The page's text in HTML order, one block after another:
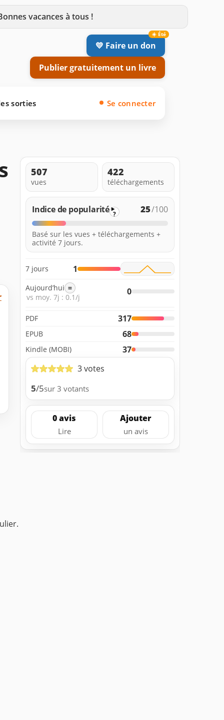
vacances à tous !
💛 Faire un don
Publier gratuitement un livre
sorties Se connecter
507
vues
422
téléchargements
Indice de popularité ? 25/100
Basé sur les vues + téléchargements +
activité 7 jours.
7 jours 1
Aujourd’hui =
vs moy. 7j : 0.1/j
0
PDF 317
EPUB 68
Kindle (MOBI)
37
3 votes
5/5sur 3 votants
0 avis
Lire
Ajouter
un avis